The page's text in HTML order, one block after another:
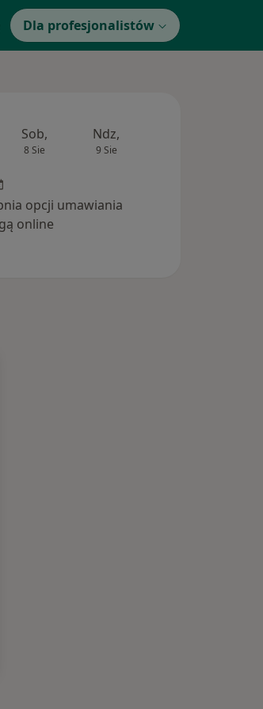
Dla profesjonalistów
Sob,
8 Sie
Ndz,
9 Sie
opcji umawiania
online